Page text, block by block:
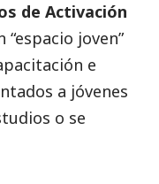
de Activación
joven”
e
a jóvenes
o se